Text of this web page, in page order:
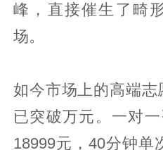
峰，直接催生了畸
场。
如今市场上的高端
已突破万元。一对
18999元，40分钟单